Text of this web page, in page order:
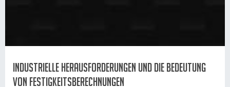
Industrielle Herausforderungen und die Bedeutung
von Festigkeitsberechnungen